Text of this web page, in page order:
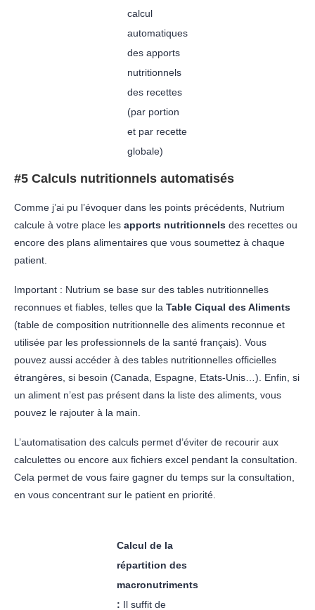
calcul
automatiques
des apports
nutritionnels
des recettes
(par portion
et par recette
globale)
#5 Calculs nutritionnels automatisés
Comme j’ai pu l’évoquer dans les points précédents, Nutrium
calcule à votre place les apports nutritionnels des recettes ou
encore des plans alimentaires que vous soumettez à chaque
patient.
Important : Nutrium se base sur des tables nutritionnelles
reconnues et fiables, telles que la Table Ciqual des Aliments
(table de composition nutritionnelle des aliments reconnue et
utilisée par les professionnels de la santé français). Vous
pouvez aussi accéder à des tables nutritionnelles officielles
étrangères, si besoin (Canada, Espagne, Etats-Unis…). Enfin, si
un aliment n’est pas présent dans la liste des aliments, vous
pouvez le rajouter à la main.
L’automatisation des calculs permet d’éviter de recourir aux
calculettes ou encore aux fichiers excel pendant la consultation.
Cela permet de vous faire gagner du temps sur la consultation,
en vous concentrant sur le patient en priorité.
Calcul de la
répartition des
macronutriments
: Il suffit de